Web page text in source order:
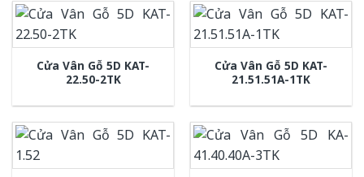
Cửa Vân Gỗ 5D KAT-
22.50-2TK
Cửa Vân Gỗ 5D KAT-
21.51.51A-1TK